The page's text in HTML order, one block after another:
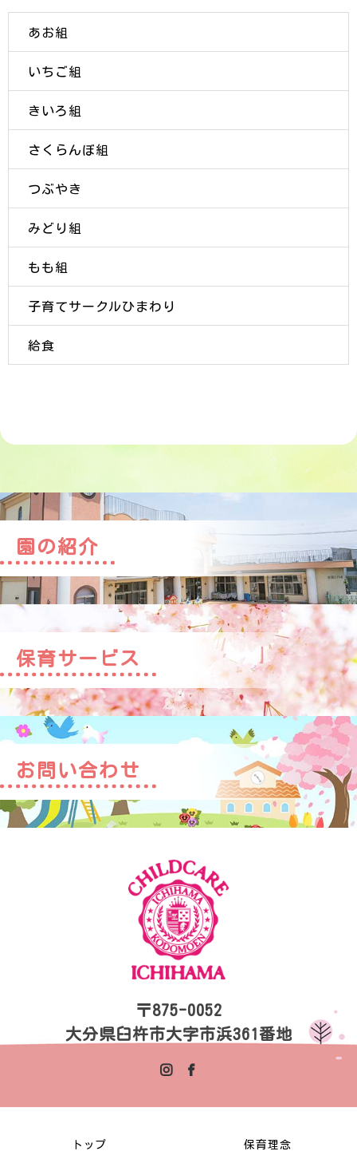
あお組
いちご組
きいろ組
さくらんぼ組
つぶやき
みどり組
もも組
子育てサークルひまわり
給食
園の紹介
保育サービス
お問い合わせ
〒875-0052
大分県臼杵市大字市浜361番地
トップ 保育理念